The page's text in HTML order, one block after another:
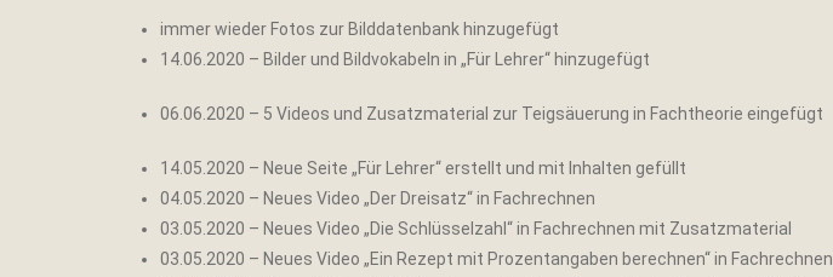
immer wieder Fotos zur Bilddatenbank hinzugefügt
14.06.2020 – Bilder und Bildvokabeln in „Für Lehrer“ hinzugefügt
06.06.2020 – 5 Videos und Zusatzmaterial zur Teigsäuerung in Fachtheorie eingefügt
14.05.2020 – Neue Seite „Für Lehrer“ erstellt und mit Inhalten gefüllt
04.05.2020 – Neues Video „Der Dreisatz“ in Fachrechnen
03.05.2020 – Neues Video „Die Schlüsselzahl“ in Fachrechnen mit Zusatzmaterial
03.05.2020 – Neues Video „Ein Rezept mit Prozentangaben berechnen“ in Fachrechnen